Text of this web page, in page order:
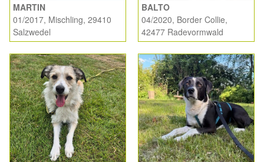
MARTIN
01/2017, Mischling, 29410
Salzwedel
BALTO
04/2020, Border Collie,
42477 Radevormwald